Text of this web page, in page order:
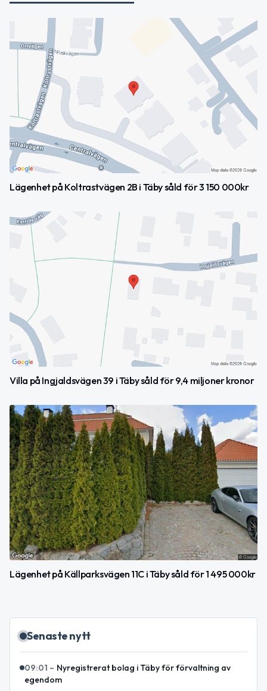
Lägenhet på Koltrastvägen 2B i Täby såld för 3 150 000kr
Villa på Ingjaldsvägen 39 i Täby såld för 9,4 miljoner kronor
Lägenhet på Källparksvägen 11C i Täby såld för 1 495 000kr
Senaste nytt
09:01 – Nyregistrerat bolag i Täby för förvaltning av
egendom